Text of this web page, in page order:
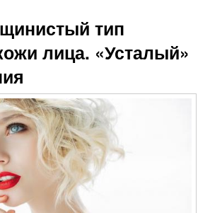
тип
лица. «Усталый»